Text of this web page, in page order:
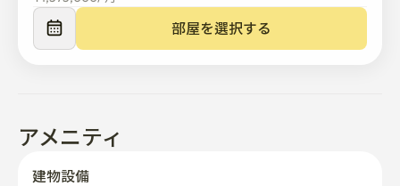
で、入居時にはさらに清潔で暖かい雰囲気が期待できま
マートなど)
ステイの有料サービスにてお貸ししております。
部屋を選択する
アメニティ
建物設備